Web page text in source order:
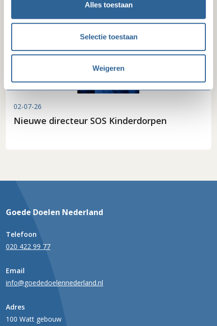
Alles toestaan
Selectie toestaan
Weigeren
02-07-26
Nieuwe directeur SOS Kinderdorpen
Goede Doelen Nederland
Telefoon
020 422 99 77
Email
info@goededoelennederland.nl
Adres
100 Watt gebouw